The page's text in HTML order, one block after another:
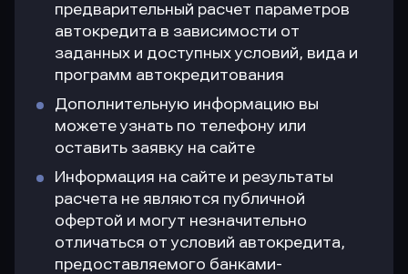
предварительный расчет параметров
автокредита в зависимости от
заданных и доступных условий, вида и
программ автокредитования
Дополнительную информацию вы
можете узнать по телефону или
оставить заявку на сайте
Информация на сайте и результаты
расчета не являются публичной
офертой и могут незначительно
отличаться от условий автокредита,
предоставляемого банками-